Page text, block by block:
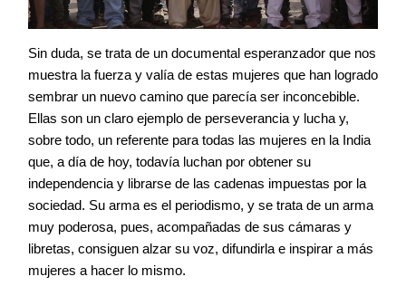
Sin duda, se trata de un documental esperanzador que nos
muestra la fuerza y valía de estas mujeres que han logrado
sembrar un nuevo camino que parecía ser inconcebible.
Ellas son un claro ejemplo de perseverancia y lucha y,
sobre todo, un referente para todas las mujeres en la India
que, a día de hoy, todavía luchan por obtener su
independencia y librarse de las cadenas impuestas por la
sociedad. Su arma es el periodismo, y se trata de un arma
muy poderosa, pues, acompañadas de sus cámaras y
libretas, consiguen alzar su voz, difundirla e inspirar a más
mujeres a hacer lo mismo.